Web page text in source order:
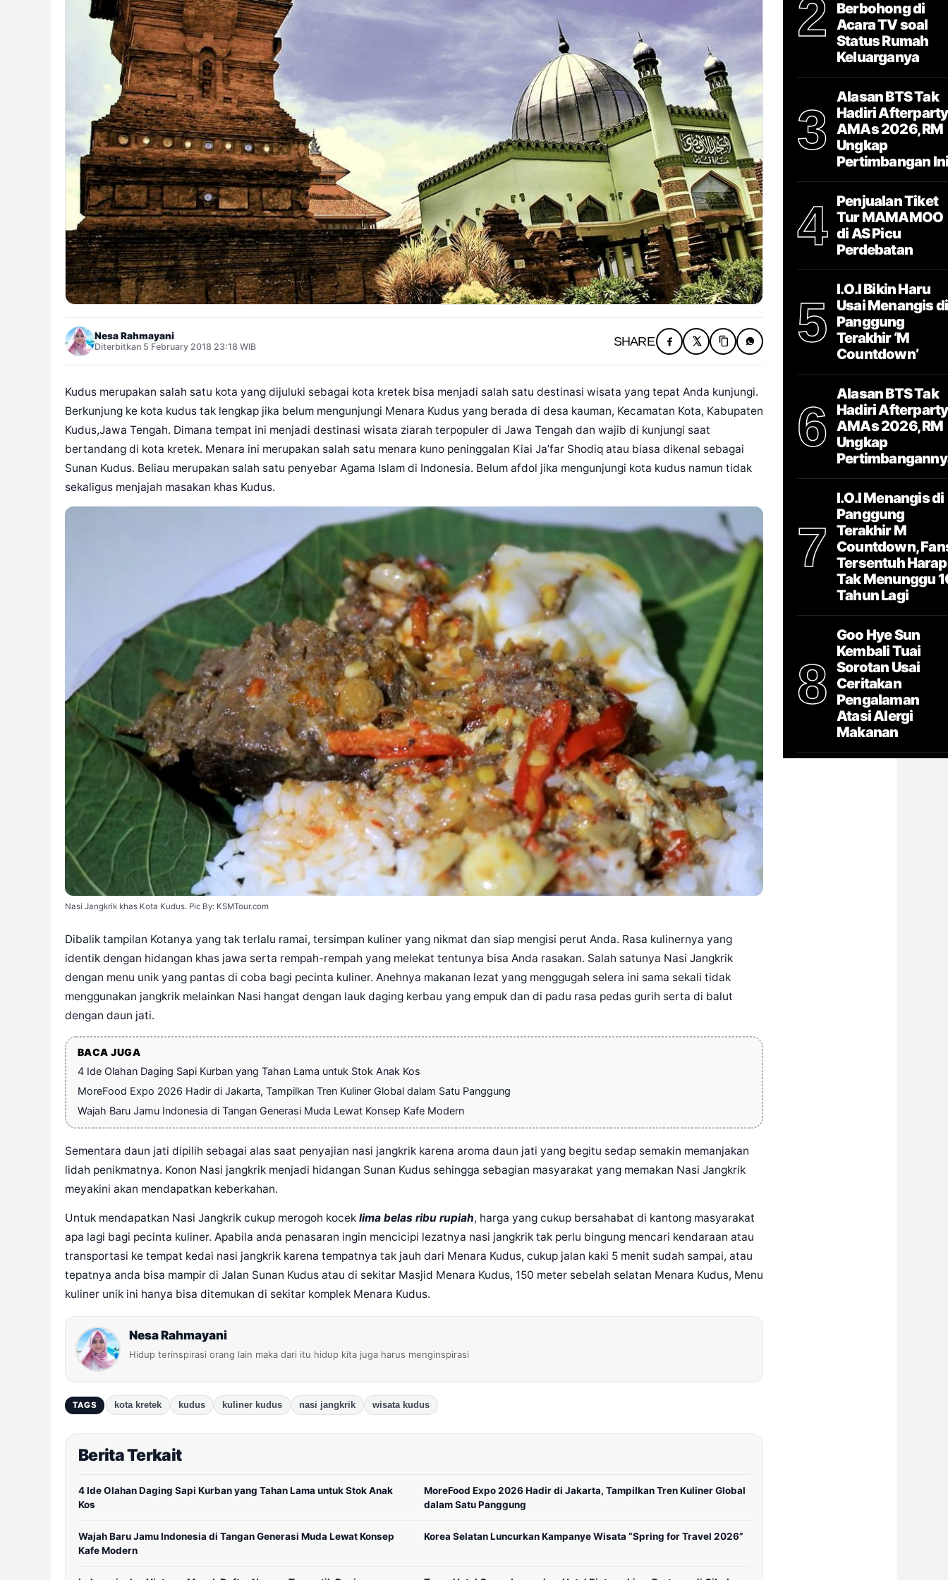
Nesa Rahmayani
Diterbitkan 5 February 2018 23:18 WIB SHARE
Kudus merupakan salah satu kota yang dijuluki sebagai kota kretek bisa menjadi salah satu destinasi wisata yang tepat Anda kunjungi.
Berkunjung ke kota kudus tak lengkap jika belum mengunjungi Menara Kudus yang berada di desa kauman, Kecamatan Kota, Kabupaten
Kudus,Jawa Tengah. Dimana tempat ini menjadi destinasi wisata ziarah terpopuler di Jawa Tengah dan wajib di kunjungi saat
bertandang di kota kretek. Menara ini merupakan salah satu menara kuno peninggalan Kiai Ja’far Shodiq atau biasa dikenal sebagai
Sunan Kudus. Beliau merupakan salah satu penyebar Agama Islam di Indonesia. Belum afdol jika mengunjungi kota kudus namun tidak
sekaligus menjajah masakan khas Kudus.
Nasi Jangkrik khas Kota Kudus. Pic By: KSMTour.com
Dibalik tampilan Kotanya yang tak terlalu ramai, tersimpan kuliner yang nikmat dan siap mengisi perut Anda. Rasa kulinernya yang
identik dengan hidangan khas jawa serta rempah-rempah yang melekat tentunya bisa Anda rasakan. Salah satunya Nasi Jangkrik
dengan menu unik yang pantas di coba bagi pecinta kuliner. Anehnya makanan lezat yang menggugah selera ini sama sekali tidak
menggunakan jangkrik melainkan Nasi hangat dengan lauk daging kerbau yang empuk dan di padu rasa pedas gurih serta di balut
dengan daun jati.
BACA JUGA
4 Ide Olahan Daging Sapi Kurban yang Tahan Lama untuk Stok Anak Kos
MoreFood Expo 2026 Hadir di Jakarta, Tampilkan Tren Kuliner Global dalam Satu Panggung
Wajah Baru Jamu Indonesia di Tangan Generasi Muda Lewat Konsep Kafe Modern
Sementara daun jati dipilih sebagai alas saat penyajian nasi jangkrik karena aroma daun jati yang begitu sedap semakin memanjakan
lidah penikmatnya. Konon Nasi jangkrik menjadi hidangan Sunan Kudus sehingga sebagian masyarakat yang memakan Nasi Jangkrik
meyakini akan mendapatkan keberkahan.
Untuk mendapatkan Nasi Jangkrik cukup merogoh kocek lima belas ribu rupiah, harga yang cukup bersahabat di kantong masyarakat
apa lagi bagi pecinta kuliner. Apabila anda penasaran ingin mencicipi lezatnya nasi jangkrik tak perlu bingung mencari kendaraan atau
transportasi ke tempat kedai nasi jangkrik karena tempatnya tak jauh dari Menara Kudus, cukup jalan kaki 5 menit sudah sampai, atau
tepatnya anda bisa mampir di Jalan Sunan Kudus atau di sekitar Masjid Menara Kudus, 150 meter sebelah selatan Menara Kudus, Menu
kuliner unik ini hanya bisa ditemukan di sekitar komplek Menara Kudus.
Nesa Rahmayani
Hidup terinspirasi orang lain maka dari itu hidup kita juga harus menginspirasi
TAGS kota kretek kudus kuliner kudus nasi jangkrik wisata kudus
Berita Terkait
4 Ide Olahan Daging Sapi Kurban yang Tahan Lama untuk Stok Anak
Kos
MoreFood Expo 2026 Hadir di Jakarta, Tampilkan Tren Kuliner Global
dalam Satu Panggung
Wajah Baru Jamu Indonesia di Tangan Generasi Muda Lewat Konsep
Kafe Modern
Korea Selatan Luncurkan Kampanye Wisata “Spring for Travel 2026”
2
Berbohong di
Acara TV soal
Status Rumah
Keluarganya
3
Alasan BTS Tak
Hadiri Afterparty
AMAs 2026, RM
Ungkap
Pertimbangan
4
Penjualan Tiket
Tur MAMAMOO
di AS Picu
Perdebatan
5
I.O.I Bikin Haru
Usai Menangis di
Panggung
Terakhir ‘M
Countdown’
6
Alasan BTS Tak
Hadiri Afterparty
AMAs 2026, RM
Ungkap
7
I.O.I Menangis di
Panggung
Terakhir M
Countdown,
Tersentuh Harap
Tak Menunggu
Tahun Lagi
8
Goo Hye Sun
Kembali Tuai
Sorotan Usai
Ceritakan
Pengalaman
Atasi Alergi
Makanan